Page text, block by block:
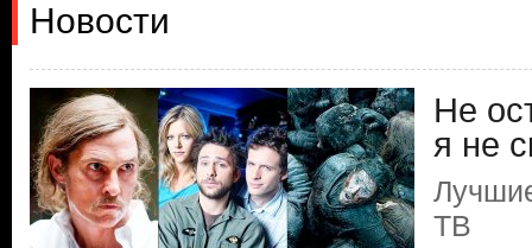
Новости
Не
я не
ТВ